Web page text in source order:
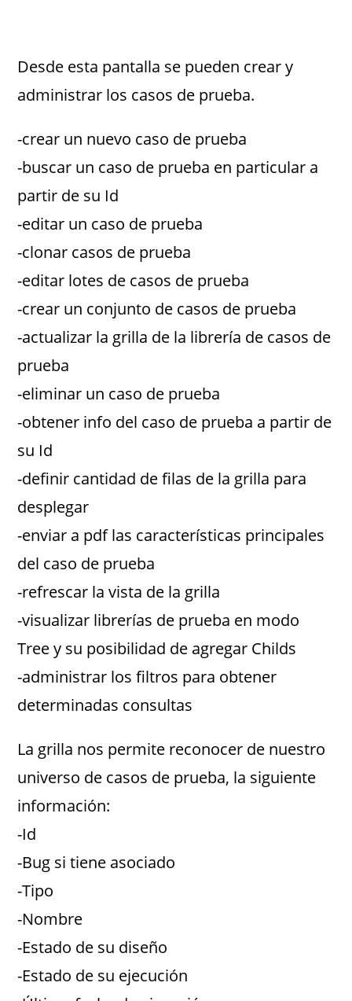
Desde esta pantalla se pueden crear y
administrar los casos de prueba.
-crear un nuevo caso de prueba
-buscar un caso de prueba en particular a
partir de su Id
-editar un caso de prueba
-clonar casos de prueba
-editar lotes de casos de prueba
-crear un conjunto de casos de prueba
-actualizar la grilla de la librería de casos de
prueba
-eliminar un caso de prueba
-obtener info del caso de prueba a partir de
su Id
-definir cantidad de filas de la grilla para
desplegar
-enviar a pdf las características principales
del caso de prueba
-refrescar la vista de la grilla
-visualizar librerías de prueba en modo
Tree y su posibilidad de agregar Childs
-administrar los filtros para obtener
determinadas consultas
La grilla nos permite reconocer de nuestro
universo de casos de prueba, la siguiente
información:
-Id
-Bug si tiene asociado
-Tipo
-Nombre
-Estado de su diseño
-Estado de su ejecución